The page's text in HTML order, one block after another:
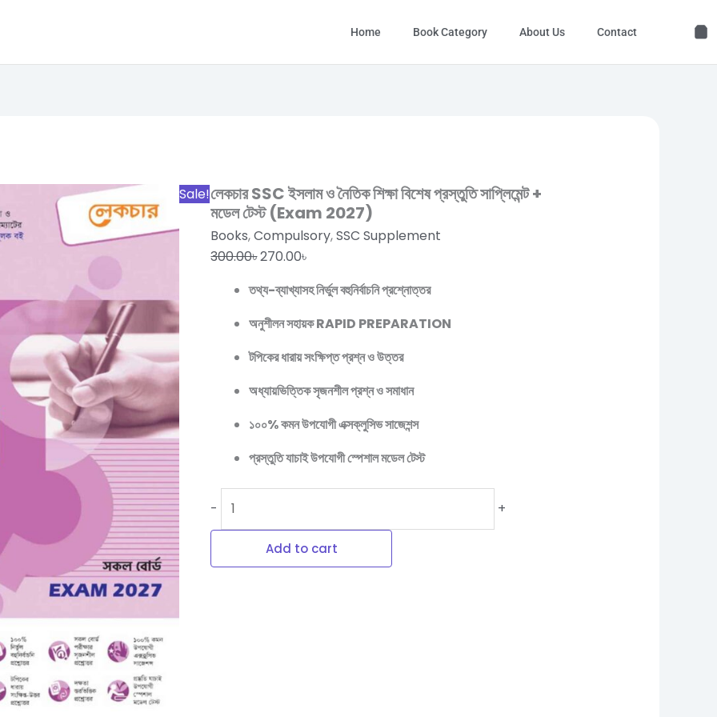
Home Book Category About Us Contact
Sale!লেকচার SSC ইসলাম ও নৈতিক শিক্ষা বিশেষ প্রস্তুতি সাপ্লিমেন্ট +
মডেল টেস্ট (Exam 2027)
Books,Compulsory,SSC Supplement
300.00৳
300.00৳.
270.00৳
270.00৳.
তথ্য-ব্যাখ্যাসহ নির্ভুল বহুনির্বাচনি প্রশ্নোত্তর
অনুশীলন সহায়ক RAPID PREPARATION
টপিকের ধারায় সংক্ষিপ্ত প্রশ্ন ও উত্তর
অধ্যায়ভিত্তিক সৃজনশীল প্রশ্ন ও সমাধান
১০০% কমন উপযোগী এক্সক্লুসিভ সাজেশন্স
প্রস্তুতি যাচাই উপযোগী স্পেশাল মডেল টেস্ট
-
ও
নৈতিক
শিক্ষা
বিশেষ
সাপ্লিমেন্ট
টেস্ট
2027)
quantity
+
Add to cart